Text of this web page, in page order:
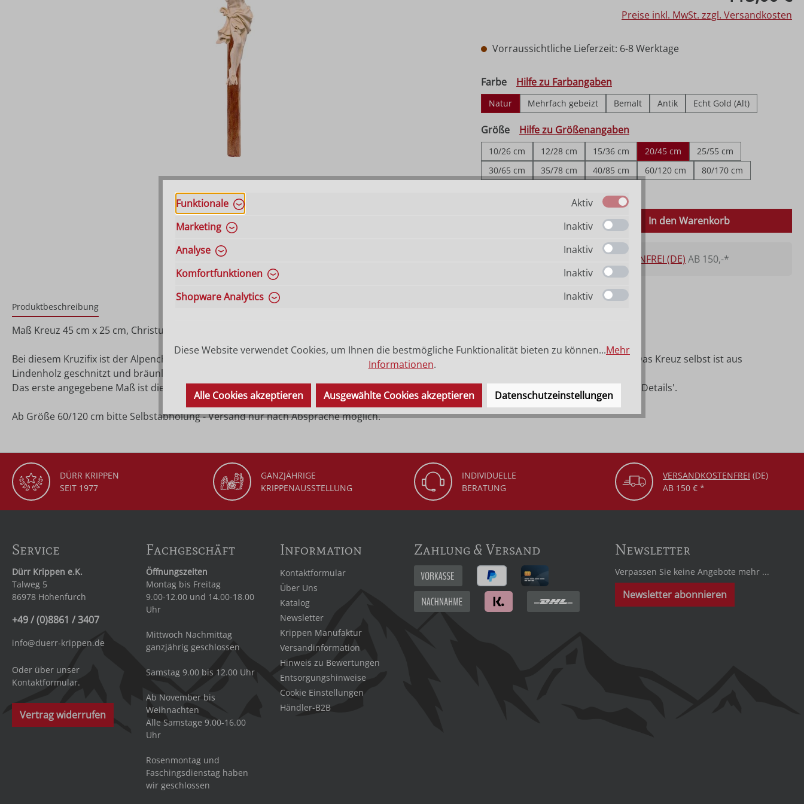
Preise inkl. MwSt. zzgl. Versandkosten
Vorraussichtliche Lieferzeit: 6-8 Werktage
Farbeauswählen
Hilfe zu Farbangaben
Natur Mehrfach gebeizt Bemalt Antik Echt Gold (Alt)
Größeauswählen
Hilfe zu Größenangaben
10/26 cm 12/28 cm 15/36 cm 20/45 cm
25/55 cm
30/65 cm
35/78 cm 40/85 cm 60/120 cm
80/170 cm
Produkt Anzahl: Gib den gewünschten Wert
In den Warenkorb
VERSANDKOSTENFREI (DE) AB 150,-*
Produktbeschreibung
Maß Kreuz 45 cm x 25 cm, Christus 20 cm
Bei diesem Kruzifix ist der Alpenchristus von Größe 10 cm bis Größe 40 cm aus Ahornholz und ab Größe 60 cm aus Lindenholz geschnitzt. Das Kreuz selbst ist aus
Lindenholz geschnitzt und bräunlich gebeizt.
Das erste angegebene Maß ist die Größe vom Christuskorpus, das zweite Maß ist die Länge vom Kreuz. Die genauen Maße finden Sie unter 'Details'.
Ab Größe 60/120 cm bitte Selbstabholung - Versand nur nach Absprache möglich.
DÜRR KRIPPEN
SEIT 1977
GANZJÄHRIGE
KRIPPENAUSSTELLUNG
INDIVIDUELLE
BERATUNG
VERSANDKOSTENFREI (DE)
AB 150 € *
Service
Dürr Krippen e.K.
Talweg 5
86978 Hohenfurch
+49 / (0)8861 / 3407
info@duerr-krippen.de
Oder über unser
Kontaktformular.
Vertrag widerrufen
Fachgeschäft
Öffnungszeiten
Montag bis Freitag
9.00-12.00 und 14.00-18.00
Uhr
Mittwoch Nachmittag
ganzjährig geschlossen
Samstag 9.00 bis 12.00 Uhr
Ab November bis
Weihnachten
Alle Samstage 9.00-16.00
Uhr
Rosenmontag und
Faschingsdienstag haben
wir geschlossen
Information
Kontaktformular
Über Uns
Katalog
Newsletter
Krippen Manufaktur
Versandinformation
Hinweis zu Bewertungen
Entsorgungshinweise
Cookie Einstellungen
Händler-B2B
Zahlung & Versand Newsletter
Verpassen Sie keine Angebote mehr ...
Newsletter abonnieren
Funktionale
Aktiv
Marketing
Inaktiv
Analyse
Inaktiv
Komfortfunktionen
Inaktiv
Shopware Analytics
Inaktiv
Diese Website verwendet Cookies, um Ihnen die bestmögliche Funktionalität bieten zu können...Mehr
Informationen.
Alle Cookies akzeptieren Ausgewählte Cookies akzeptieren Datenschutzeinstellungen